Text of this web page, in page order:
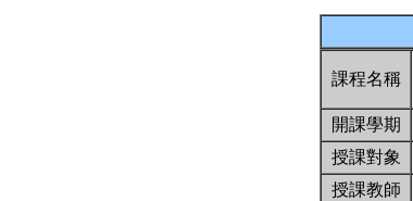
課程名稱
開課學期
授課對象
授課教師